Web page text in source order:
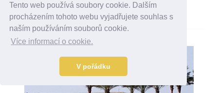
Tento web používá soubory cookie. Dalším
procházením tohoto webu vyjadřujete souhlas s
naším používáním souborů cookie.
Více informací o cookie.
V pořádku
FOTOGALERIE ABU SIMBEL